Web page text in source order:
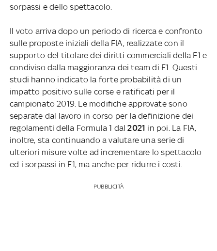
sorpassi e dello spettacolo.
Il voto arriva dopo un periodo di ricerca e confronto
sulle proposte iniziali della FIA, realizzate con il
supporto del titolare dei diritti commerciali della F1 e
condiviso dalla maggioranza dei team di F1. Questi
studi hanno indicato la forte probabilità di un
impatto positivo sulle corse e ratificati per il
campionato 2019. Le modifiche approvate sono
separate dal lavoro in corso per la definizione dei
regolamenti della Formula 1 dal2021 in poi. La FIA,
inoltre, sta continuando a valutare una serie di
ulteriori misure volte ad incrementare lo spettacolo
ed i sorpassi in F1, ma anche per ridurre i costi.
PUBBLICITÀ